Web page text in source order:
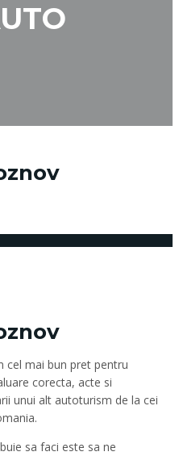
cel mai bun pret pentru
corecta, acte si
unui alt autoturism de la cei
sa faci este sa ne